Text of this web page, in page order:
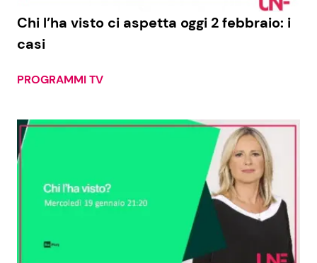
Chi l’ha visto ci aspetta oggi 2 febbraio: i
casi
PROGRAMMI TV